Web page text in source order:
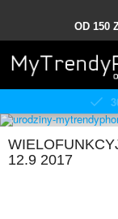
OD 150
12.9 2017